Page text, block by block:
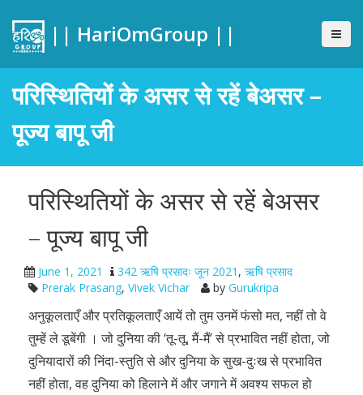
|| HariOmGroup ||
परिस्थितियों के असर से रहें बेअसर –
पूज्य बापू जी
परिस्थितियों के असर से रहें बेअसर
– पूज्य बापू जी
June 1, 2021 342 ऋषि प्रसादः जून 2021 , ऋषि प्रसाद
Prerak Prasang, Vivek Vichar by Gurukripa
अनुकूलताएँ और प्रतिकूलताएँ आयें तो तुम उनमें फंसो मत, नहीं तो वे
तुम्हें ले डूबेंगी । जो दुनिया की ‘तू-तू, मैं-मैं’ से प्रभावित नहीं होता, जो
दुनियादारों की निंदा-स्तुति से और दुनिया के सुख-दुःख से प्रभावित
नहीं होता, वह दुनिया को हिलाने में और जगाने में अवश्य सफल हो